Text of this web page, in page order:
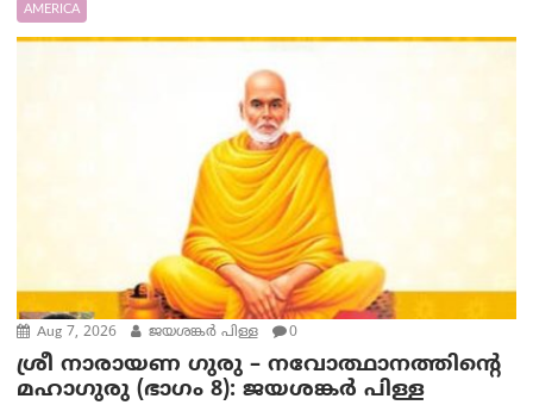
AMERICA
Aug 7, 2026 ജയശങ്കര്‍ പിള്ള 0
ശ്രീ നാരായണ ഗുരു – നവോത്ഥാനത്തിന്റെ
മഹാഗുരു (ഭാഗം 8): ജയശങ്കര്‍ പിള്ള